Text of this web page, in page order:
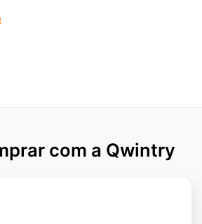
com a Qwintry